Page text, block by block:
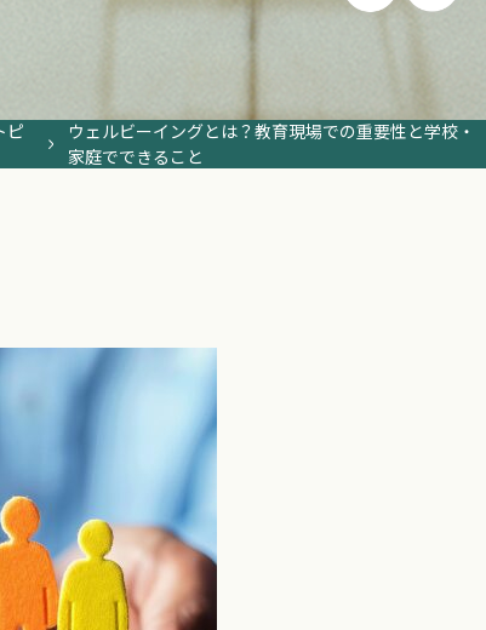
ピ
ウェルビーイングとは？教育現場での重要性と学校・
家庭でできること